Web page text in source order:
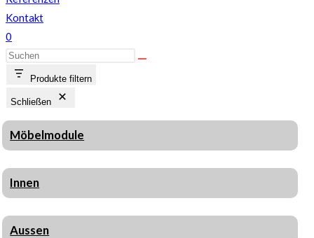
Kontakt
0
Produkte filtern
Schließen
Möbelmodule
Innen
Aussen